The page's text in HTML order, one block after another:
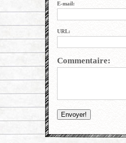
E-mail:
URL:
Commentaire: